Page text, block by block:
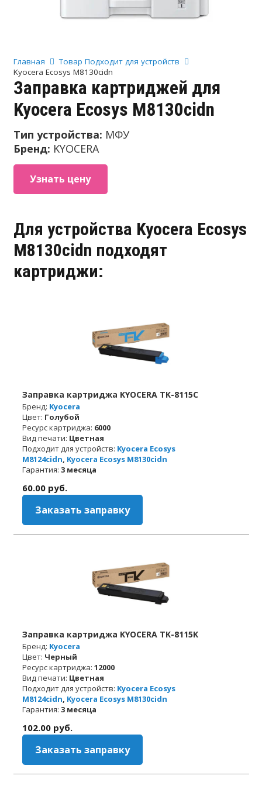
Главная
Товар Подходит для устройств
Kyocera Ecosys M8130cidn
Заправка картриджей для
Kyocera Ecosys M8130cidn
Тип устройства: МФУ
Бренд: KYOCERA
Узнать цену
Для устройства Kyocera Ecosys
M8130cidn подходят
картриджи:
Заправка картриджа KYOCERA TK-8115C
Бренд: Kyocera
Цвет: Голубой
Ресурс картриджа: 6000
Вид печати: Цветная
Подходит для устройств: Kyocera Ecosys
M8124cidn, Kyocera Ecosys M8130cidn
Гарантия: 3 месяца
60.00 руб.
Заказать заправку
Заправка картриджа KYOCERA TK-8115K
Бренд: Kyocera
Цвет: Черный
Ресурс картриджа: 12000
Вид печати: Цветная
Подходит для устройств: Kyocera Ecosys
M8124cidn, Kyocera Ecosys M8130cidn
Гарантия: 3 месяца
102.00 руб.
Заказать заправку